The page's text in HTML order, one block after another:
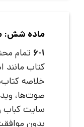
ماده شش:
6-1 تمام
کتاب مانند
خلاصه
صوت‌ها،
سایت کباب
بدون